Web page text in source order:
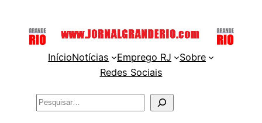
InícioNotícias Emprego RJ
Sobre
Redes Sociais
Pesquisar